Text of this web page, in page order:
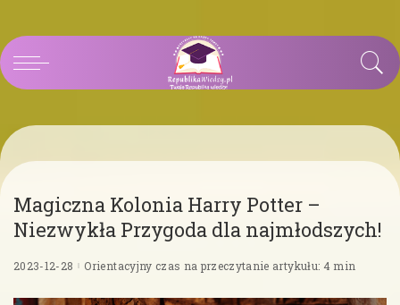
Magiczna Kolonia Harry Potter –
Niezwykła Przygoda dla najmłodszych!
2023-12-28 Orientacyjny czas na przeczytanie artykułu: 4 min